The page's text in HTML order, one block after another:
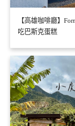
【高雄咖啡廳】
吃巴斯克蛋糕